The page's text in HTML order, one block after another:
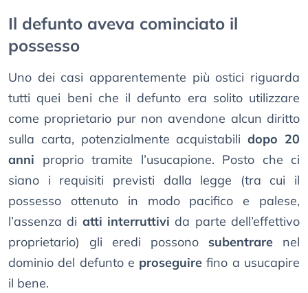
Il defunto aveva cominciato il
possesso
Uno dei casi apparentemente più ostici riguarda
tutti quei beni che il defunto era solito utilizzare
come proprietario pur non avendone alcun diritto
sulla carta, potenzialmente acquistabilidopo 20
anni proprio tramite l’usucapione. Posto che ci
siano i requisiti previsti dalla legge (tra cui il
possesso ottenuto in modo pacifico e palese,
l’assenza di atti interruttivi da parte dell’effettivo
proprietario) gli eredi possono subentrare nel
dominio del defunto e proseguire fino a usucapire
il bene.